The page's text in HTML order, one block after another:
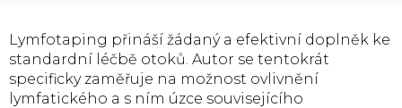
Lymfotaping přináší žádaný a efektivní doplněk ke
standardní léčbě otoků. Autor se tentokrát
specificky zaměřuje na možnost ovlivnění
lymfatického a s ním úzce souvisejícího